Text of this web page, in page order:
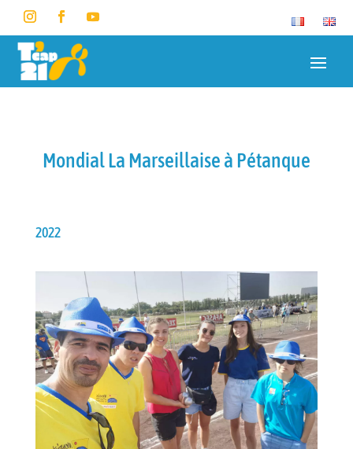
Mondial La Marseillaise à Pétanque
2022